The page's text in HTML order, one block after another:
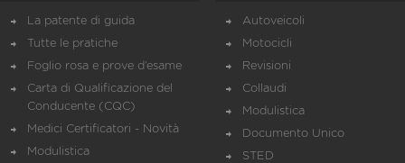
La patente di guida
Tutte le pratiche
Foglio rosa e prove d’esame
Carta di Qualificazione del
Conducente (CQC)
Medici Certificatori - Novità
Modulistica
Autoveicoli
Motocicli
Revisioni
Collaudi
Modulistica
Documento Unico
STED